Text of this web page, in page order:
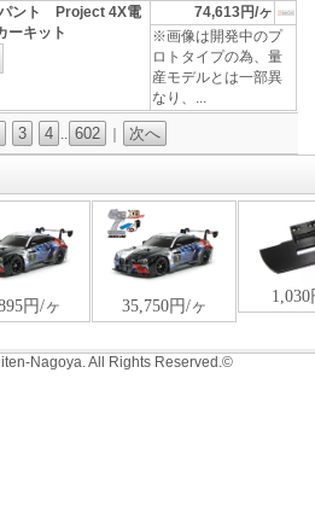
ント Project 4X電
ーキット
74,613円/ヶ
※画像は開発中のプ
ロトタイプの為、量
産モデルとは一部異
なり、...
3 4 .. 602 次へ
Nagoya. All Rights Reserved.©